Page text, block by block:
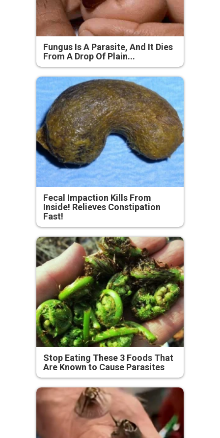
Fungus Is A Parasite, And It Dies
From A Drop Of Plain...
Fecal Impaction Kills From
Inside! Relieves Constipation
Fast!
Stop Eating These 3 Foods That
Are Known to Cause Parasites